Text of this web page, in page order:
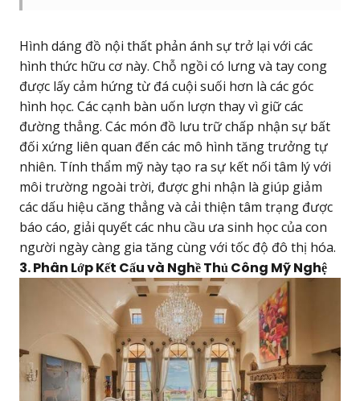
Hình dáng đồ nội thất phản ánh sự trở lại với các
hình thức hữu cơ này. Chỗ ngồi có lưng và tay cong
được lấy cảm hứng từ đá cuội suối hơn là các góc
hình học. Các cạnh bàn uốn lượn thay vì giữ các
đường thẳng. Các món đồ lưu trữ chấp nhận sự bất
đối xứng liên quan đến các mô hình tăng trưởng tự
nhiên. Tính thẩm mỹ này tạo ra sự kết nối tâm lý với
môi trường ngoài trời, được ghi nhận là giúp giảm
các dấu hiệu căng thẳng và cải thiện tâm trạng được
báo cáo, giải quyết các nhu cầu ưa sinh học của con
người ngày càng gia tăng cùng với tốc độ đô thị hóa.
3. Phân Lớp Kết Cấu và Nghề Thủ Công Mỹ Nghệ